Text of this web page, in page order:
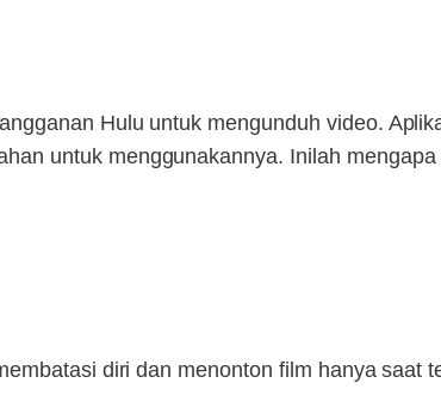
Hulu untuk mengunduh video.
untuk menggunakannya. Inilah mengapa
diri dan menonton film hanya saat